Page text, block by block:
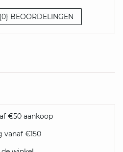
BEOORDELINGEN
€50 aankoop
vanaf €150